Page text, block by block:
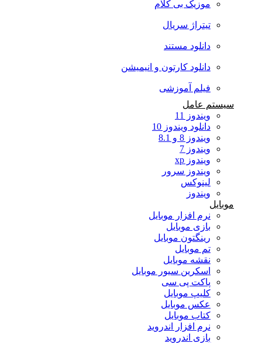
موزیک بی کلام
تیتراژ سریال
دانلود مستند
دانلود کارتون و انیمیشن
فیلم آموزشی
سیستم عامل
ویندوز 11
دانلود ویندوز 10
ویندوز 8 و 8.1
ویندوز 7
ویندوز xp
ویندوز سرور
لینوکس
ویندوز
موبایل
نرم افزار موبایل
بازی موبایل
رینگتون موبایل
تم موبایل
نقشه موبایل
اسکرین سیور موبایل
پاکت پی سی
کلیپ موبایل
عکس موبایل
کتاب موبایل
نرم افزار اندروید
بازی اندروید